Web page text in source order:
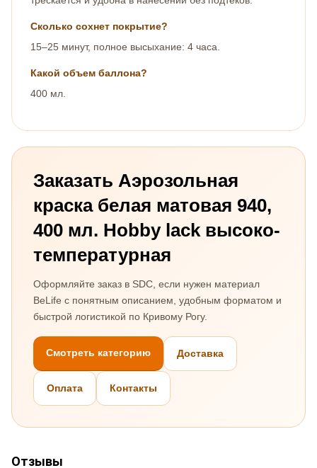
Сколько сохнет покрытие?
15–25 минут, полное высыхание: 4 часа.
Какой объем баллона?
400 мл.
Заказать Аэрозольная
краска белая матовая 940,
400 мл. Hobby lack высоко-
температурная
Оформляйте заказ в SDC, если нужен материал
BeLife с понятным описанием, удобным форматом и
быстрой логистикой по Кривому Рогу.
Смотреть категорию Доставка
Оплата Контакты
Отзывы